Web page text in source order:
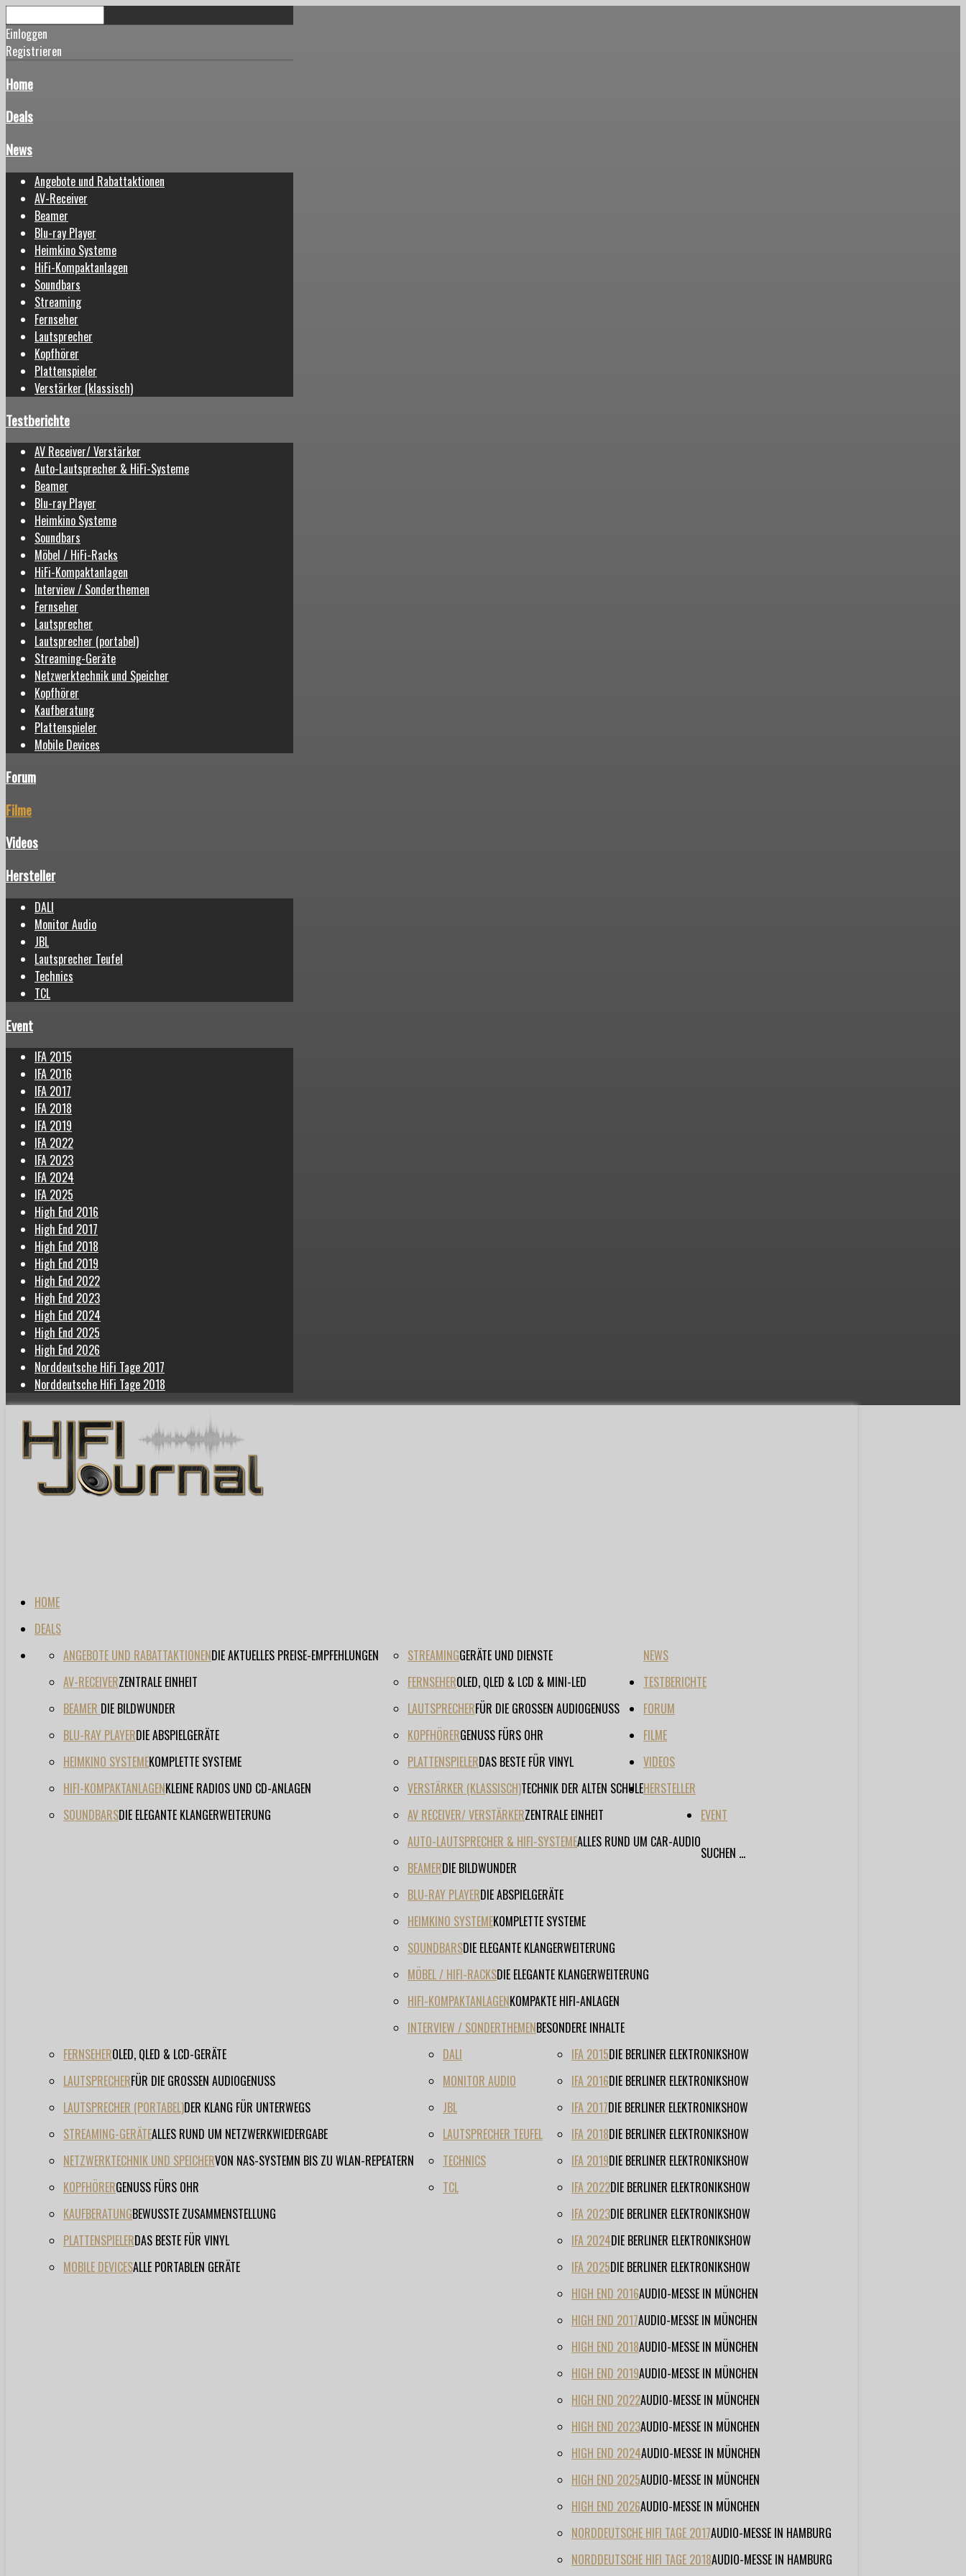
Einloggen
Registrieren
Home
Deals
News
Angebote und Rabattaktionen
AV-Receiver
Beamer
Blu-ray Player
Heimkino Systeme
HiFi-Kompaktanlagen
Soundbars
Streaming
Fernseher
Lautsprecher
Kopfhörer
Plattenspieler
Verstärker (klassisch)
Testberichte
AV Receiver/ Verstärker
Auto-Lautsprecher & HiFi-Systeme
Beamer
Blu-ray Player
Heimkino Systeme
Soundbars
Möbel / HiFi-Racks
HiFi-Kompaktanlagen
Interview / Sonderthemen
Fernseher
Lautsprecher
Lautsprecher (portabel)
Streaming-Geräte
Netzwerktechnik und Speicher
Kopfhörer
Kaufberatung
Plattenspieler
Mobile Devices
Forum
Filme
Videos
Hersteller
DALI
Monitor Audio
JBL
Lautsprecher Teufel
Technics
TCL
Event
IFA 2015
IFA 2016
IFA 2017
IFA 2018
IFA 2019
IFA 2022
IFA 2023
IFA 2024
IFA 2025
High End 2016
High End 2017
High End 2018
High End 2019
High End 2022
High End 2023
High End 2024
High End 2025
High End 2026
Norddeutsche HiFi Tage 2017
Norddeutsche HiFi Tage 2018
HOME
DEALS
NEWS
ANGEBOTE UND RABATTAKTIONENDIE AKTUELLES PREISE-EMPFEHLUNGEN
AV-RECEIVERZENTRALE EINHEIT
BEAMER DIE BILDWUNDER
BLU-RAY PLAYERDIE ABSPIELGERÄTE
HEIMKINO SYSTEMEKOMPLETTE SYSTEME
HIFI-KOMPAKTANLAGENKLEINE RADIOS UND CD-ANLAGEN
SOUNDBARSDIE ELEGANTE KLANGERWEITERUNG
STREAMINGGERÄTE UND DIENSTE
FERNSEHEROLED, QLED & LCD & MINI-LED
LAUTSPRECHERFÜR DIE GROSSEN AUDIOGENUSS
KOPFHÖRERGENUSS FÜRS OHR
PLATTENSPIELERDAS BESTE FÜR VINYL
VERSTÄRKER (KLASSISCH)TECHNIK DER ALTEN SCHULE
TESTBERICHTE
AV RECEIVER/ VERSTÄRKERZENTRALE EINHEIT
AUTO-LAUTSPRECHER & HIFI-SYSTEMEALLES RUND UM CAR-AUDIO
BEAMERDIE BILDWUNDER
BLU-RAY PLAYERDIE ABSPIELGERÄTE
HEIMKINO SYSTEMEKOMPLETTE SYSTEME
SOUNDBARSDIE ELEGANTE KLANGERWEITERUNG
MÖBEL / HIFI-RACKSDIE ELEGANTE KLANGERWEITERUNG
HIFI-KOMPAKTANLAGENKOMPAKTE HIFI-ANLAGEN
INTERVIEW / SONDERTHEMENBESONDERE INHALTE
FERNSEHEROLED, QLED & LCD-GERÄTE
LAUTSPRECHERFÜR DIE GROSSEN AUDIOGENUSS
LAUTSPRECHER (PORTABEL)DER KLANG FÜR UNTERWEGS
STREAMING-GERÄTEALLES RUND UM NETZWERKWIEDERGABE
NETZWERKTECHNIK UND SPEICHERVON NAS-SYSTEMN BIS ZU WLAN-REPEATERN
KOPFHÖRERGENUSS FÜRS OHR
KAUFBERATUNGBEWUSSTE ZUSAMMENSTELLUNG
PLATTENSPIELERDAS BESTE FÜR VINYL
MOBILE DEVICESALLE PORTABLEN GERÄTE
FORUM
FILME
VIDEOS
HERSTELLER
DALI
MONITOR AUDIO
JBL
LAUTSPRECHER TEUFEL
TECHNICS
TCL
EVENT
IFA 2015DIE BERLINER ELEKTRONIKSHOW
IFA 2016DIE BERLINER ELEKTRONIKSHOW
IFA 2017DIE BERLINER ELEKTRONIKSHOW
IFA 2018DIE BERLINER ELEKTRONIKSHOW
IFA 2019DIE BERLINER ELEKTRONIKSHOW
IFA 2022DIE BERLINER ELEKTRONIKSHOW
IFA 2023DIE BERLINER ELEKTRONIKSHOW
IFA 2024DIE BERLINER ELEKTRONIKSHOW
IFA 2025DIE BERLINER ELEKTRONIKSHOW
HIGH END 2016AUDIO-MESSE IN MÜNCHEN
HIGH END 2017AUDIO-MESSE IN MÜNCHEN
HIGH END 2018AUDIO-MESSE IN MÜNCHEN
HIGH END 2019AUDIO-MESSE IN MÜNCHEN
HIGH END 2022AUDIO-MESSE IN MÜNCHEN
HIGH END 2023AUDIO-MESSE IN MÜNCHEN
HIGH END 2024AUDIO-MESSE IN MÜNCHEN
HIGH END 2025AUDIO-MESSE IN MÜNCHEN
HIGH END 2026AUDIO-MESSE IN MÜNCHEN
NORDDEUTSCHE HIFI TAGE 2017AUDIO-MESSE IN HAMBURG
NORDDEUTSCHE HIFI TAGE 2018AUDIO-MESSE IN HAMBURG
SUCHEN ...